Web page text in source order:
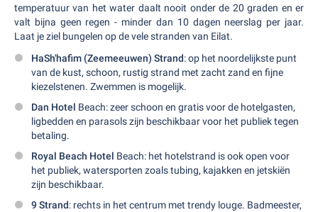
temperatuur van het water daalt nooit onder de 20 graden en er
valt bijna geen regen - minder dan 10 dagen neerslag per jaar.
Laat je ziel bungelen op de vele stranden van Eilat.
HaSh'hafim (Zeemeeuwen) Strand: op het noordelijkste punt
van de kust, schoon, rustig strand met zacht zand en fijne
kiezelstenen. Zwemmen is mogelijk.
Dan Hotel Beach: zeer schoon en gratis voor de hotelgasten,
ligbedden en parasols zijn beschikbaar voor het publiek tegen
betaling.
Royal Beach Hotel Beach: het hotelstrand is ook open voor
het publiek, watersporten zoals tubing, kajakken en jetskiën
zijn beschikbaar.
9 Strand: rechts in het centrum met trendy louge. Badmeester,